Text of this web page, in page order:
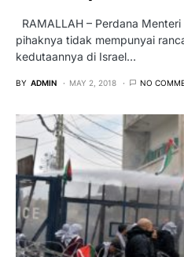
RAMALLAH – Perdana
pihaknya tidak mempunyai
kedutaannya di Israel…
BY ADMIN MAY 2, 2018 NO